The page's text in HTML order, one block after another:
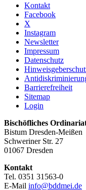
Kontakt
Facebook
X
Instagram
Newsletter
Impressum
Datenschutz
Barrierefreiheit
Sitemap
Login
Bischöfliches
Bistum Dresden-Meißen
Schweriner Str. 27
01067 Dresden
Kontakt
Tel. 0351 31563-0
E-Mail info@bddmei.de